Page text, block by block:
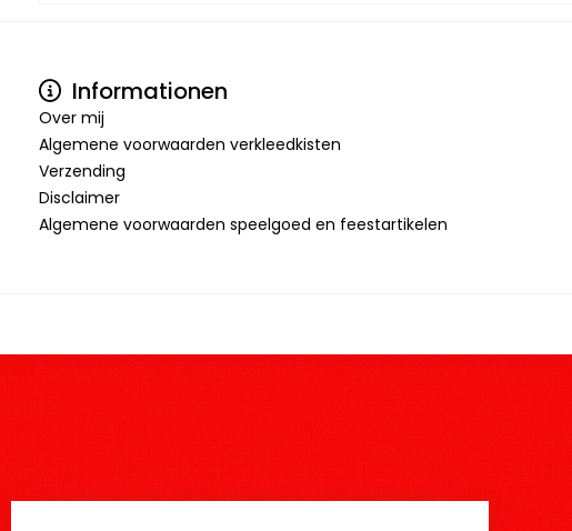
Informationen
Over mij
Algemene voorwaarden verkleedkisten
Verzending
Disclaimer
Algemene voorwaarden speelgoed en feestartikelen